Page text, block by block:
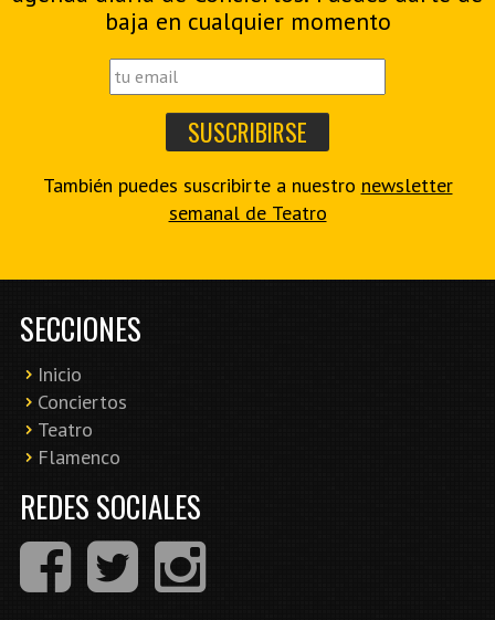
baja en cualquier momento
También puedes suscribirte a nuestro newsletter
semanal de Teatro
SECCIONES
Inicio
Conciertos
Teatro
Flamenco
REDES SOCIALES